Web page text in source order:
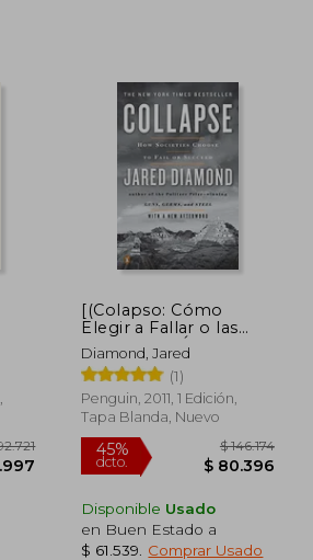
45%
dcto.
[(Colapso: Cómo
Elegir a Fallar o las
Sociedades Éxito)]
[Autor: Profesor de la
Geografía Jared
Diamond] Publicado
en (Abril, 2011) (en
Diamond, Jared
(1)
Penguin, 2011, 1 Edición,
Tapa Blanda, Nuevo
Disponible Usado
en Buen Estado a
$ 61.539
Comprar Usado